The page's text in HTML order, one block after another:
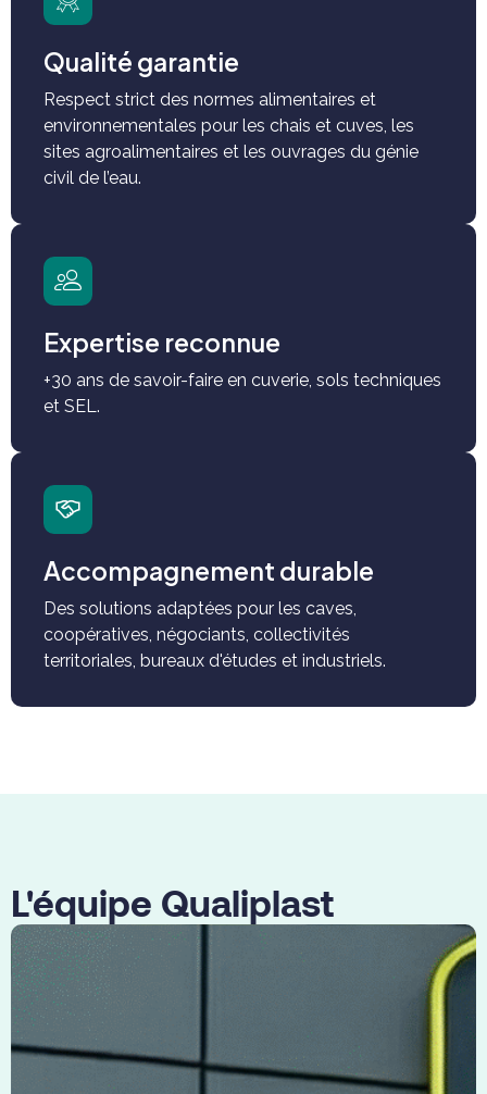
Qualité garantie
Respect strict des normes alimentaires et
environnementales pour les chais et cuves, les
Expertise reconnue
Accompagnement durable
Des solutions adaptées pour les caves,
territoriales, bureaux d'études et industriels.
L'équipe Qualiplast
Nos
équipes
spécialisées